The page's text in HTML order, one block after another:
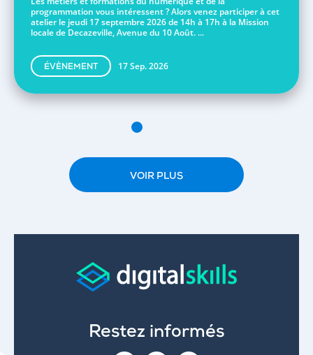
programmation vous intéressent ? Alors venez participer à cet
atelier le jeudi 17 septembre 2026 de 14h à 17h à la Mission
locale de Decazeville, Avenue du 10 Août. ...
ÉVÈNEMENT 17 Sep. 2026
VOIR PLUS
Restez informés